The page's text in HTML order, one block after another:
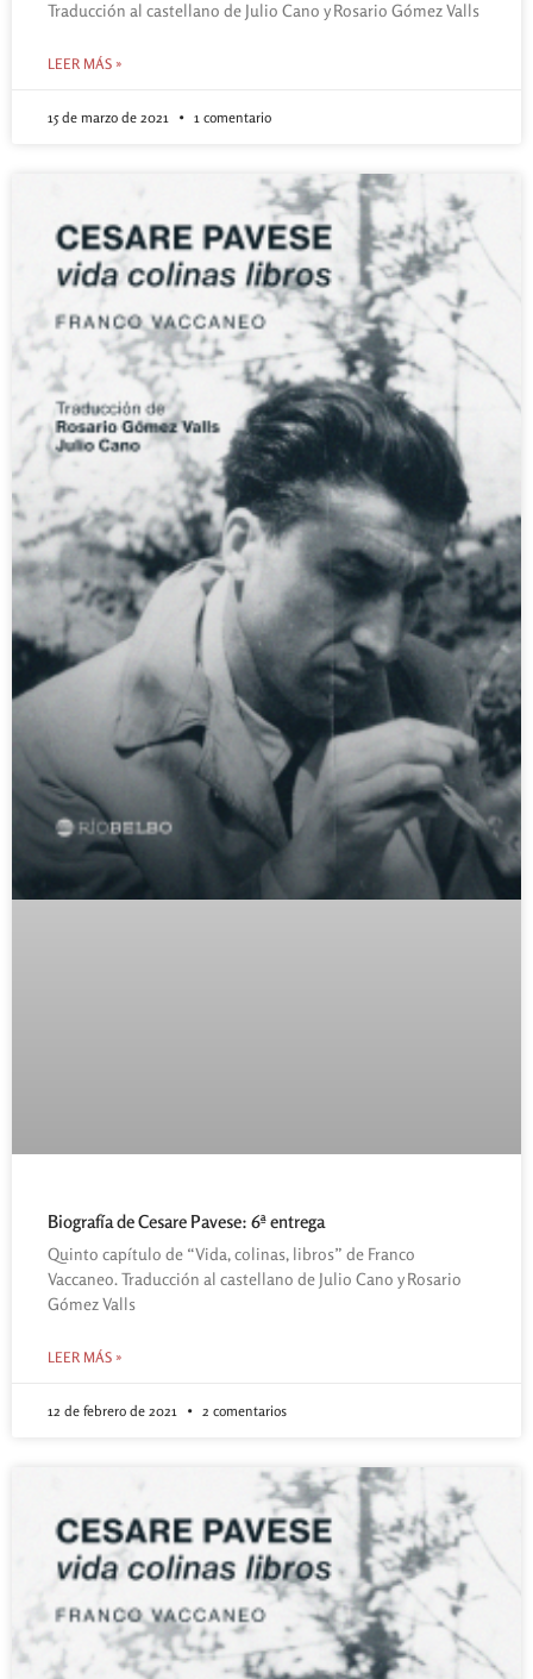
Traducción al castellano de Julio Cano y Rosario Gómez Valls
LEER MÁS »
15 de marzo de 2021 1 comentario
Biografía de Cesare Pavese: 6ª entrega
Quinto capítulo de “Vida, colinas, libros” de Franco
Vaccaneo. Traducción al castellano de Julio Cano y Rosario
Gómez Valls
LEER MÁS »
12 de febrero de 2021 2 comentarios